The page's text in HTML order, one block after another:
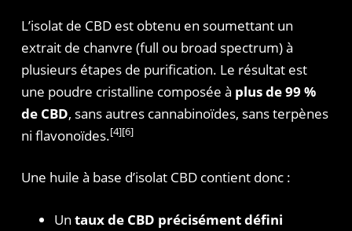
L’isolat de CBD est obtenu en soumettant un
extrait de chanvre (full ou broad spectrum) à
plusieurs étapes de purification. Le résultat est
une poudre cristalline composée à plus de 99 %
de CBD, sans autres cannabinoïdes, sans terpènes
ni flavonoïdes.[4][6]
Une huile à base d’isolat CBD contient donc :
Untaux de CBD précisément défini